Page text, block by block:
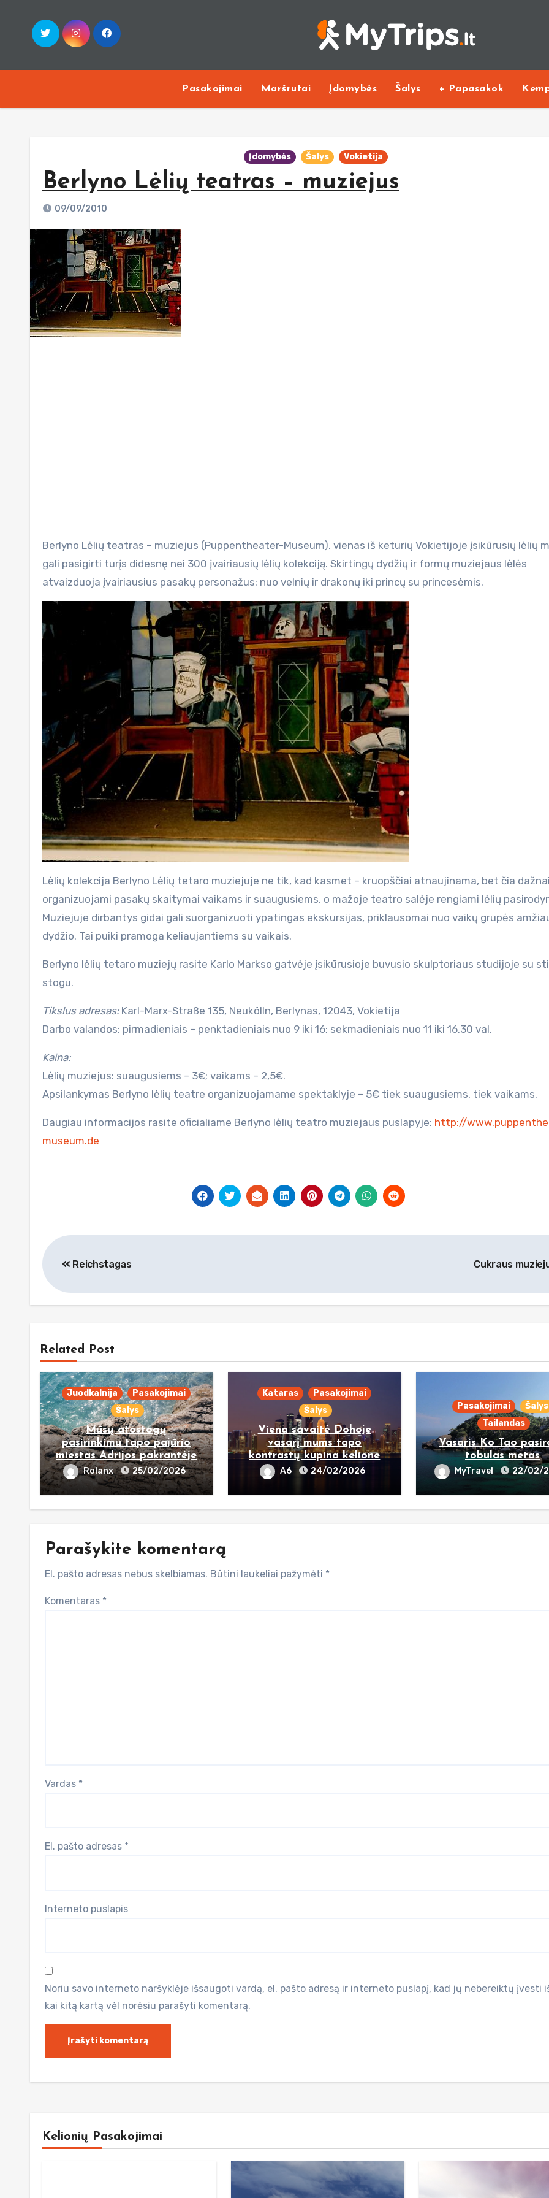
content
Pasakojimai Maršrutai Įdomybės Šalys + Papasakok
Įdomybės Šalys Vokietija
Berlyno Lėlių teatras – muziejus
09/09/2010
Berlyno Lėlių teatras – muziejus (Puppentheater-Museum), vienas iš keturių Vokietijoje įsikūrusių lėlių muziejų,
gali pasigirti turįs didesnę nei 300 įvairiausių lėlių kolekciją. Skirtingų dydžių ir formų muziejaus lėlės
atvaizduoja įvairiausius pasakų personažus: nuo velnių ir drakonų iki princų su princesėmis.
Lėlių kolekcija Berlyno Lėlių tetaro muziejuje ne tik, kad kasmet – kruopščiai atnaujinama, bet čia dažnai
organizuojami pasakų skaitymai vaikams ir suaugusiems, o mažoje teatro salėje rengiami lėlių
Muziejuje dirbantys gidai gali suorganizuoti ypatingas ekskursijas, priklausomai nuo vaikų grupės
dydžio. Tai puiki pramoga keliaujantiems su vaikais.
Berlyno lėlių tetaro muziejų rasite Karlo Markso gatvėje įsikūrusioje buvusio skulptoriaus studijoje su
stogu.
Tikslus adresas:Karl-Marx-Straße 135, Neukölln, Berlynas, 12043, Vokietija
Darbo valandos: pirmadieniais – penktadieniais nuo 9 iki 16; sekmadieniais nuo 11 iki 16.30 val.
Kaina:
Lėlių muziejus: suaugusiems – 3€; vaikams – 2,5€.
Apsilankymas Berlyno lėlių teatre organizuojamame spektaklyje – 5€ tiek suaugusiems, tiek vaikams.
Daugiau informacijos rasite oficialiame Berlyno lėlių teatro muziejaus puslapyje: http://
museum.de
Navigacija
tarp
įrašų
Reichstagas Cukraus
Related Post
Juodkalnija
Pasakojimai
Šalys
Mūsų atostogų
pasirinkimu tapo pajūrio
miestas Adrijos pakrantėje
Rolanx 25/02/2026
Kataras
Pasakojimai
Šalys
Viena savaitė Dohoje
vasarį mums tapo
kontrastų kupina kelione
A6 24/02/2026
Pasakojimai
Šalys
Tailandas
Vasaris Ko Tao
tobulas metas
MyTravel 22/02/
Parašykite komentarą
El. pašto adresas nebus skelbiamas. Būtini laukeliai pažymėti *
Komentaras *
Vardas *
El. pašto adresas *
Interneto puslapis
Noriu savo interneto naršyklėje išsaugoti vardą, el. pašto adresą ir interneto puslapį, kad jų nebereiktų įvesti
kai kitą kartą vėl norėsiu parašyti komentarą.
Kelionių Pasakojimai